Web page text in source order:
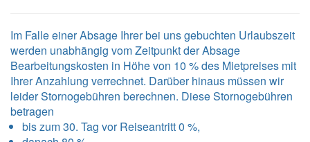
Im Falle einer Absage Ihrer bei uns gebuchten Urlaubszeit
werden unabhängig vom Zeitpunkt der Absage
Bearbeitungskosten in Höhe von 10 % des Mietpreises mit
Ihrer Anzahlung verrechnet. Darüber hinaus müssen wir
leider Stornogebühren berechnen. Diese Stornogebühren
betragen
bis zum 30. Tag vor Reiseantritt 0 %,